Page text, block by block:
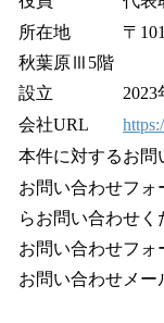
所在地 〒101-
秋葉原Ⅲ5階
設立 2023年
会社URL
本件に対するお問
お問い合わせフ
らお問い合わせく
お問い合わせフォ
お問い合わせメー